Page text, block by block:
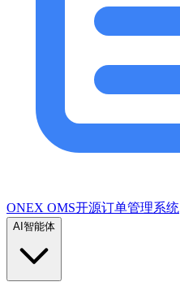
ONEX OMS开源订单管理系统
AI智能体